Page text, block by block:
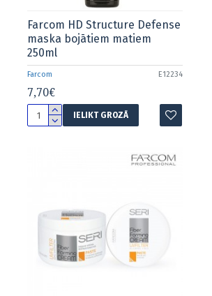
Farcom E12234
Farcom HD Structure Defense
maska bojātiem matiem
250ml
7,70€
IELIKT GROZĀ